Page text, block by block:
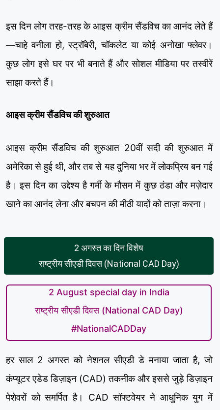
इस दिन लोग तरह-तरह के आइस क्रीम सैंडविच का आनंद लेते हैं
—चाहे वनीला हो, स्ट्रॉबेरी, चॉकलेट या कोई अनोखा फ्लेवर।
कुछ लोग इसे घर पर भी बनाते हैं और सोशल मीडिया पर तस्वीरें
साझा करते हैं।
आइस क्रीम सैंडविच की शुरुआत
आइस क्रीम सैंडविच की शुरुआत 20वीं सदी की शुरुआत में
अमेरिका से हुई थी, और तब से यह दुनिया भर में लोकप्रिय बन गई
है। इस दिन का उद्देश्य है गर्मी के मौसम में कुछ ठंडा और मज़ेदार
खाने का आनंद लेना और बचपन की मीठी यादों को ताज़ा करना।
2 अगस्त का दिन विशेष
राष्ट्रीय सीएडी दिवस (National CAD Day)
2 August special day in India
राष्ट्रीय सीएडी दिवस (National CAD Day)
#NationalCADDay
हर साल 2 अगस्त को नेशनल सीएडी डे मनाया जाता है, जो
कंप्यूटर एडेड डिज़ाइन (CAD) तकनीक और इससे जुड़े डिज़ाइन
पेशेवरों को समर्पित है। CAD सॉफ्टवेयर ने आधुनिक युग में